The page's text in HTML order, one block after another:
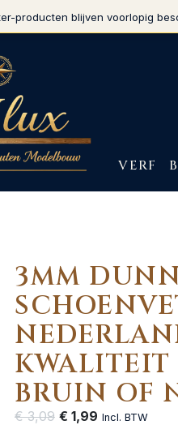
producten blijven voorlopig
VERF
3MM
KWALITEIT
BRUIN OF
€3,09 € 1,99 Incl. BTW